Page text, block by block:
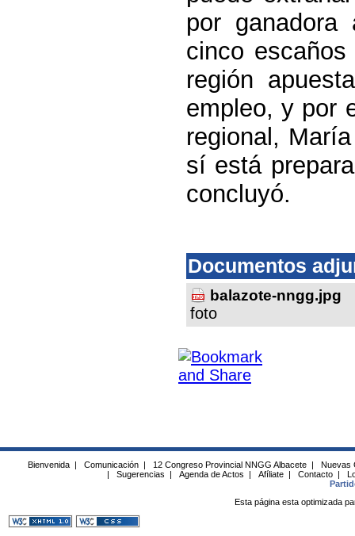
por ganadora
cinco
región
empleo, y por
regional,
sí está
concluyó.
Documentos
balazote-nngg.jpg
foto
Bienvenida | Comunicación | 12 Congreso Provincial NNGG Albacete |
Nuevas
|
Sugerencias | Agenda de Actos | Afíliate | Contacto |
Esta página esta optimizada